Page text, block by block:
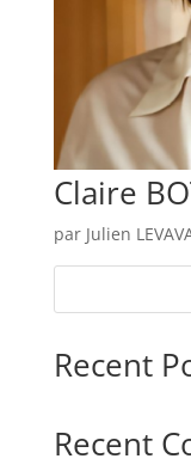
Claire
par Julien
Recent
Recent